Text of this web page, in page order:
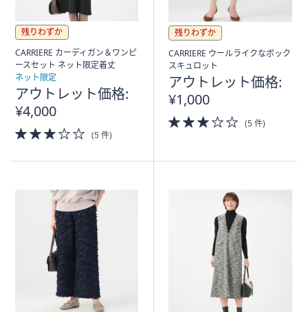
残りわずか
CARRIERE カーディガン＆ワンピ
ースセット ネット限定着丈
ネット限定
アウトレット価格:
¥4,000
3.0
of
(5 件)
残りわずか
CARRIERE ウールライクなボック
スキュロット
アウトレット価格:
¥1,000
3.0
of
(5 件)